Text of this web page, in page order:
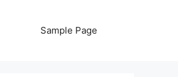
Sample Page